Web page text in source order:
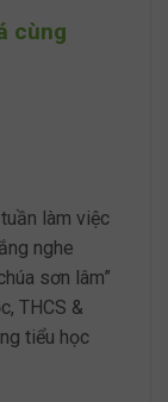
cùng
làm việc
nghe
sơn lâm”
THCS &
tiểu học